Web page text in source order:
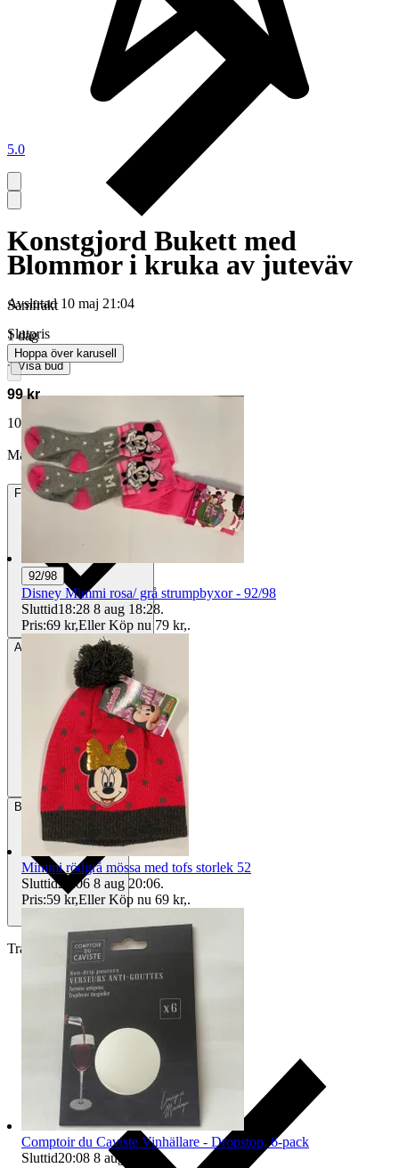
5.0
Konstgjord Bukett med
Blommor i kruka av juteväv
Avslutad 10 maj 21:04
Slutpris
∙ Visa bud
99 kr
106 kr med köparskydd. Läs mer
Mahsa95 vann auktionen
Frakt 44 kr Annat fraktsätt
Avhämtning Borås, Sverige
BetalningVia Tradera
Traderas köparskydd
Samfrakt
1 dag
Hoppa över karusell
92/98
Disney Mimmi rosa/ grå strumpbyxor - 92/98
Sluttid18:28 8 aug 18:28.
Pris:69 kr,Eller Köp nu 79 kr,.
Mimmi rödgrå mössa med tofs storlek 52
Sluttid20:06 8 aug 20:06.
Pris:59 kr,Eller Köp nu 69 kr,.
Comptoir du Caviste Vinhällare - Dropstop, 6-pack
Sluttid20:08 8 aug 20:08 .